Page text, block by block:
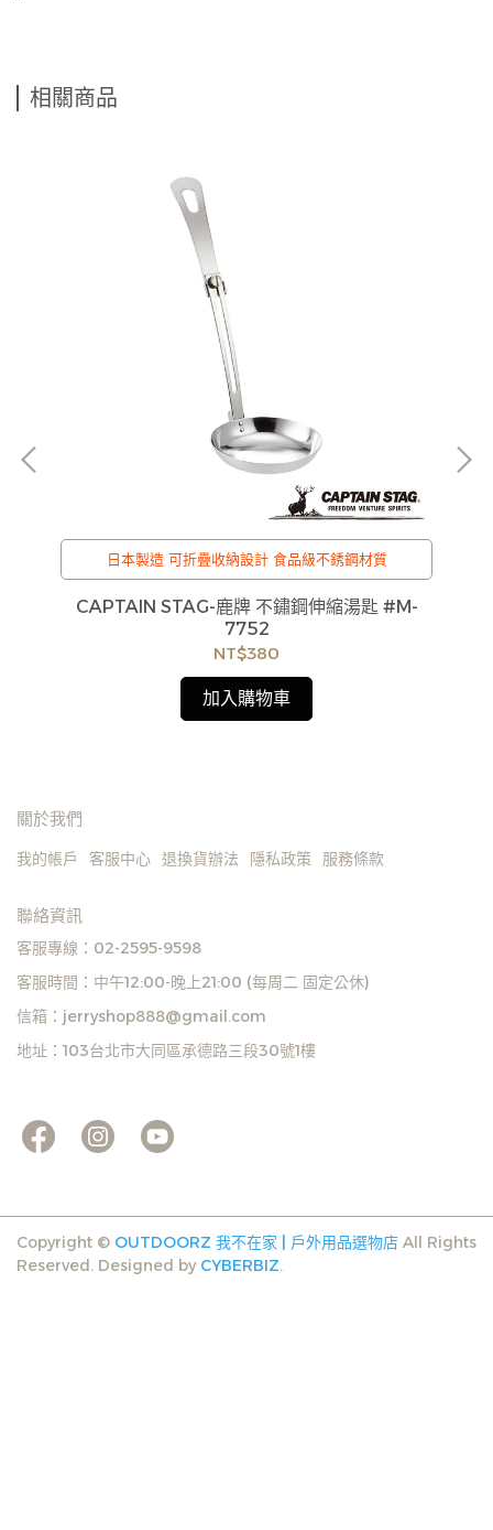
相關商品
日本製造 可折疊收納設計 食品級不銹鋼材質
CAPTAIN STAG-鹿牌 不鏽鋼伸縮湯匙 #M-
7752
NT$380
加入購物車
關於我們
我的帳戶 客服中心 退換貨辦法 隱私政策 服務條款
聯絡資訊
客服專線：02-2595-9598
客服時間：中午12:00-晚上21:00 (每周二 固定公休)
信箱：jerryshop888@gmail.com
地址：103台北市大同區承德路三段30號1樓
Copyright © OUTDOORZ 我不在家 | 戶外用品選物店 All Rights
Reserved. Designed by CYBERBIZ